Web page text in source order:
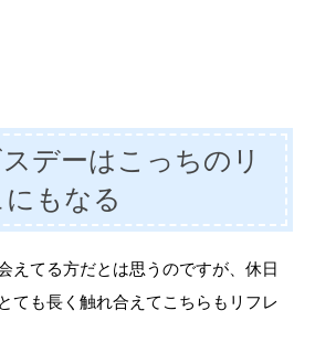
デーはこっちのリ
もなる
えてる方だとは思うのですが、休日
ても長く触れ合えてこちらもリフレ